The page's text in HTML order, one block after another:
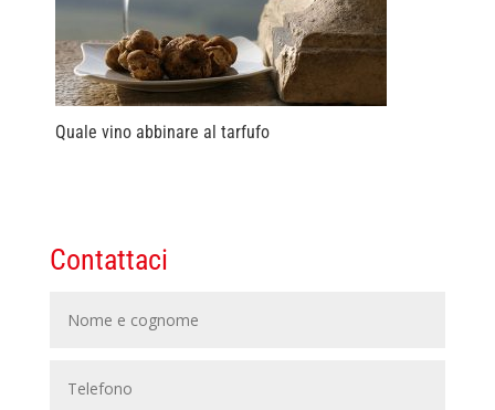
Quale vino abbinare al tarfufo
Contattaci